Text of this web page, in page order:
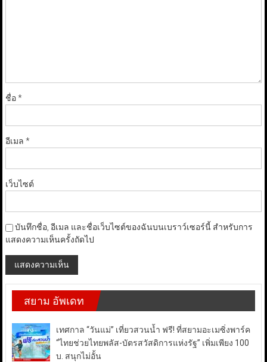
ชื่อ*
อีเมล *
เว็บไซต์
บันทึกชื่อ, อีเมล และชื่อเว็บไซต์ของฉันบนเบราว์เซอร์นี้ สำหรับการ
แสดงความเห็นครั้งถัดไป
สยาม อัพเดท
เทศกาล “วันแม่” เที่ยวสวนน้ำ ฟรี! ที่สยามอะเมซิ่งพาร์ค
“ไทยช่วยไทยพลัส-บัตรสวัสดิการแห่งรัฐ” เพิ่มเพียง 100
บ. สนุกไม่อั้น